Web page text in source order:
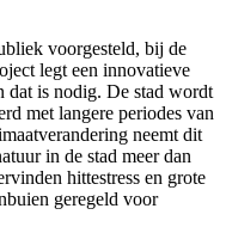
voorgesteld, bij de
legt een innovatieve
dat is nodig. De stad wordt
met langere periodes van
neemt dit
in de stad meer dan
hittestress en grote
geregeld voor